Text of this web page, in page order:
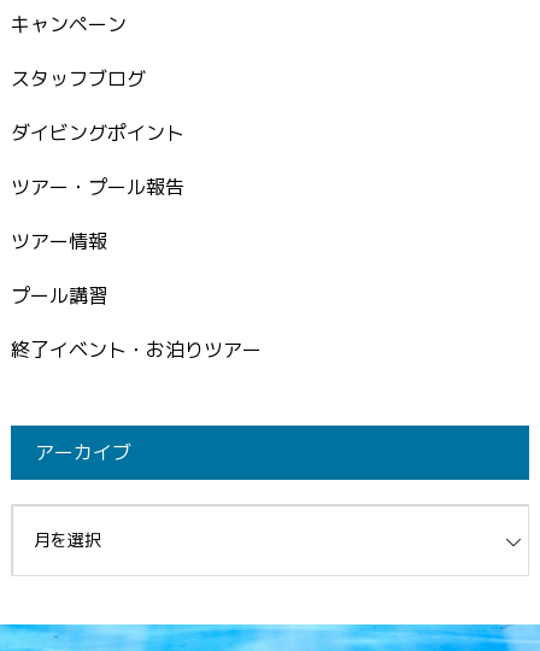
キャンペーン
スタッフブログ
ダイビングポイント
ツアー・プール報告
ツアー情報
プール講習
終了イベント・お泊りツアー
アーカイブ